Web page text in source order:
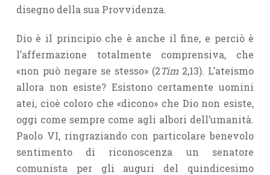
disegno della sua Provvidenza.
Dio è il principio che è anche il fine, e perciò è
l’affermazione total­mente comprensiva, che
«non può negare se stesso» (2Tim 2,13). L’ateismo
allora non esiste? Esistono certamente uomini
atei, cioè coloro che «dicono» che Dio non esiste,
oggi come sempre come agli albori dell’umanità.
Paolo VI, ringraziando con particolare benevolo
sentimento di riconoscenza un senatore
comunista per gli auguri del quindicesimo